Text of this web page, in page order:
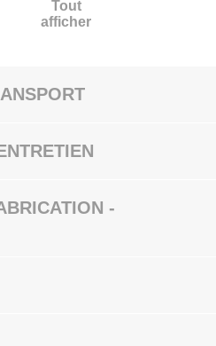
Tout
afficher
-